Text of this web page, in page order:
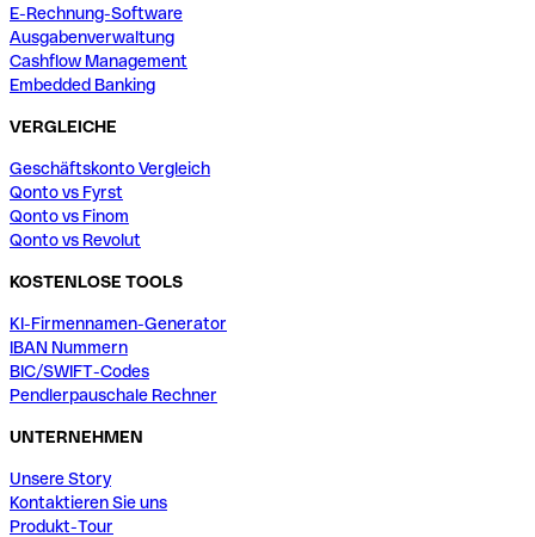
E-Rechnung-Software
Ausgabenverwaltung
Cashflow Management
Embedded Banking
VERGLEICHE
Geschäftskonto Vergleich
Qonto vs Fyrst
Qonto vs Finom
Qonto vs Revolut
KOSTENLOSE TOOLS
KI-Firmennamen-Generator
IBAN Nummern
BIC/SWIFT-Codes
Pendlerpauschale Rechner
UNTERNEHMEN
Unsere Story
Kontaktieren Sie uns
Produkt-Tour